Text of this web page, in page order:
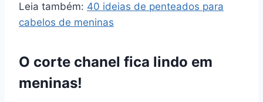
Leia também: 40 ideias de penteados para
cabelos de meninas
O corte chanel fica lindo em
meninas!